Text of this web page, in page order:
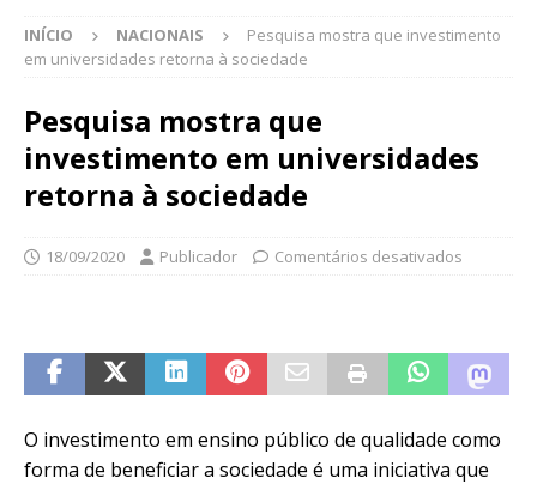
INÍCIO NACIONAIS
Pesquisa mostra que investimento
em universidades retorna à sociedade
Pesquisa mostra que
investimento em universidades
retorna à sociedade
18/09/2020 Publicador Comentários desativados
O investimento em ensino público de qualidade como
forma de beneficiar a sociedade é uma iniciativa que